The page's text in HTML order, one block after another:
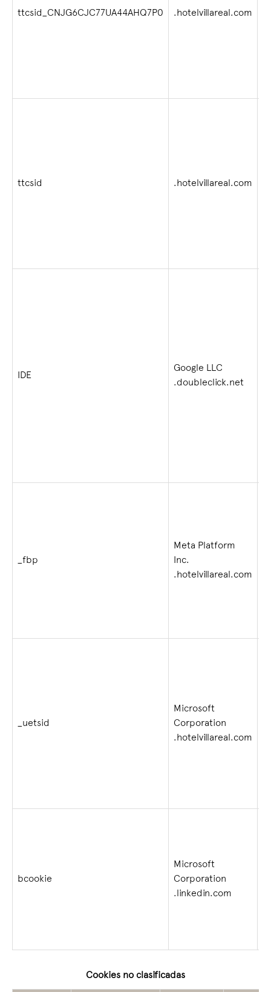
ttcsid_CNJG6CJC77UA44AHQ7P0 .hotelvillareal.com
ttcsid .hotelvillareal.com
IDE
Google LLC
.doubleclick.net
_fbp
Meta Platform
Inc.
.hotelvillareal.com
_uetsid
Microsoft
Corporation
.hotelvillareal.com
bcookie
Microsoft
Corporation
.linkedin.com
Cookies no clasificadas